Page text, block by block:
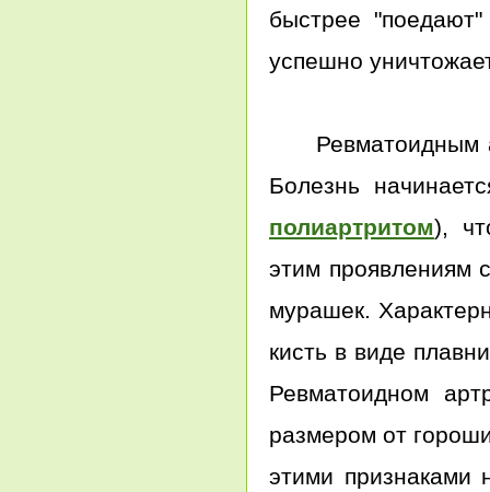
быстрее
успешно
Ревматоидным
Болезнь
полиартритом),
этим проявлениям
мурашек.
кисть в виде
Ревматоидном
размером от
этими признаками